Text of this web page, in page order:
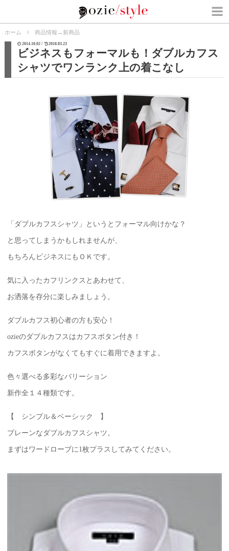
ホーム 商品情報 → 新商品
2014.10.02 / 2018.03.23
ビジネスもフォーマルも！ダブルカフス
シャツでワンランク上の着こなし
「ダブルカフスシャツ」というとフォーマル向けかな？
と思ってしまうかもしれませんが、
もちろんビジネスにもＯＫです。
気に入ったカフリンクスとあわせて、
お洒落を存分に楽しみましょう。
ダブルカフス初心者の方も安心！
ozieのダブルカフスはカフスボタン付き！
カフスボタンがなくてもすぐに着用できますよ。
色々選べる多彩なバリーション
新作全１４種類です。
【 シンプル＆ベーシック 】
プレーンなダブルカフスシャツ。
まずはワードローブに1枚プラスしてみてください。